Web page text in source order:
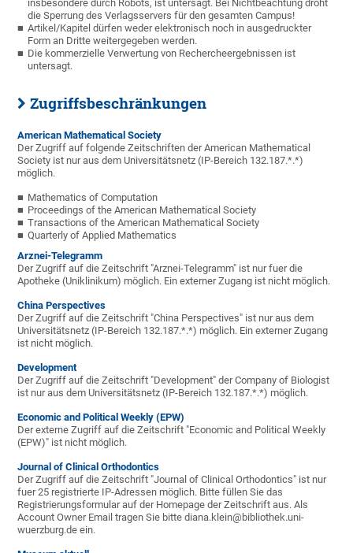
insbesondere durch Robots, ist untersagt. Bei Nichtbeachtung droht
die Sperrung des Verlagsservers für den gesamten Campus!
Artikel/Kapitel dürfen weder elektronisch noch in ausgedruckter
Form an Dritte weitergegeben werden.
Die kommerzielle Verwertung von Rechercheergebnissen ist
untersagt.
Zugriffsbeschränkungen
American Mathematical Society
Der Zugriff auf folgende Zeitschriften der American Mathematical
Society ist nur aus dem Universitätsnetz (IP-Bereich 132.187.*.*)
möglich.
Mathematics of Computation
Proceedings of the American Mathematical Society
Transactions of the American Mathematical Society
Quarterly of Applied Mathematics
Arznei-Telegramm
Der Zugriff auf die Zeitschrift "Arznei-Telegramm" ist nur fuer die
Apotheke (Uniklinikum) möglich. Ein externer Zugang ist nicht möglich.
China Perspectives
Der Zugriff auf die Zeitschrift "China Perspectives" ist nur aus dem
Universitätsnetz (IP-Bereich 132.187.*.*) möglich. Ein externer Zugang
ist nicht möglich.
Development
Der Zugriff auf die Zeitschrift "Development" der Company of Biologist
ist nur aus dem Universitätsnetz (IP-Bereich 132.187.*.*) möglich.
Economic and Political Weekly (EPW)
Der externe Zugriff auf die Zeitschrift "Economic and Political Weekly
(EPW)" ist nicht möglich.
Journal of Clinical Orthodontics
Der Zugriff auf die Zeitschrift "Journal of Clinical Orthodontics" ist nur
fuer 25 registrierte IP-Adressen möglich. Bitte füllen Sie das
Registrierungsformular auf der Homepage der Zeitschrift aus. Als
Account Owner Email tragen Sie bitte diana.klein@bibliothek.uni-
wuerzburg.de ein.